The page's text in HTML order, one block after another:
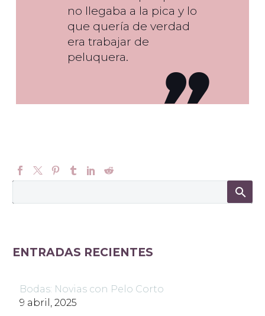
no llegaba a la pica y lo
que quería de verdad
era trabajar de
peluquera.
ENTRADAS RECIENTES
Bodas: Novias con Pelo Corto
9 abril, 2025